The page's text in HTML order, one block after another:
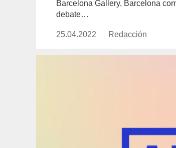
Barcelona Gallery, Barcelona
debate…
Publicado
25.04.2022 https://
Redacción